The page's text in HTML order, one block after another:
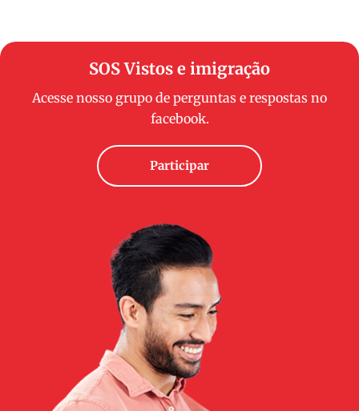
SOS Vistos e imigração
Acesse nosso grupo de perguntas e respostas no
facebook.
Participar